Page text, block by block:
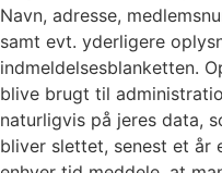
Navn, adresse,
samt evt. yderligere
indmeldelsesblanketten.
blive brugt til
naturligvis på jeres data,
bliver slettet, senest et år